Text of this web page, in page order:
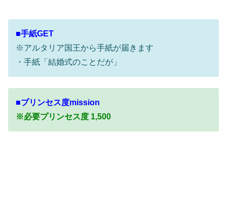
■手紙GET
※アルタリア国王から手紙が届きます
・手紙「結婚式のことだが」
■プリンセス度mission
※必要プリンセス度 1,500